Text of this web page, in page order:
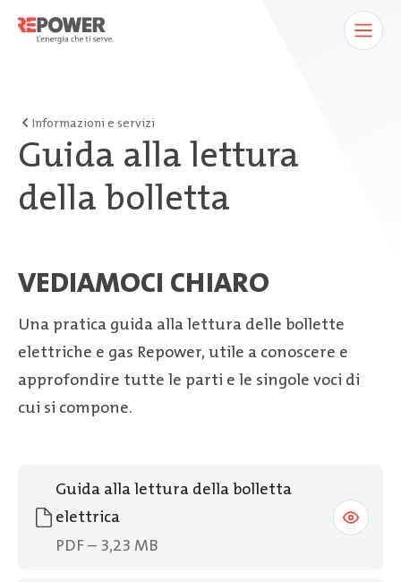
Informazioni e servizi
Guida alla lettura
della bolletta
VEDIAMOCI CHIARO
Una pratica guida alla lettura delle bollette
elettriche e gas Repower, utile a conoscere e
approfondire tutte le parti e le singole voci di
cui si compone.
Guida alla lettura della bolletta
elettrica
PDF – 3,23 MB